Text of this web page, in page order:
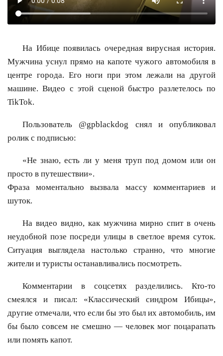
На Ибице появилась очередная вирусная история.
Мужчина уснул прямо на капоте чужого автомобиля в
центре города. Его ноги при этом лежали на другой
машине. Видео с этой сценой быстро разлетелось по
TikTok.
Пользователь @gpblackdog снял и опубликовал
ролик с подписью:
«Не знаю, есть ли у меня труп под домом или он
просто в путешествии».
Фраза моментально вызвала массу комментариев и
шуток.
На видео видно, как мужчина мирно спит в очень
неудобной позе посреди улицы в светлое время суток.
Ситуация выглядела настолько странно, что многие
жители и туристы останавливались посмотреть.
Комментарии в соцсетях разделились. Кто-то
смеялся и писал: «Классический синдром Ибицы»,
другие отмечали, что если бы это был их автомобиль, им
бы было совсем не смешно — человек мог поцарапать
или помять капот.